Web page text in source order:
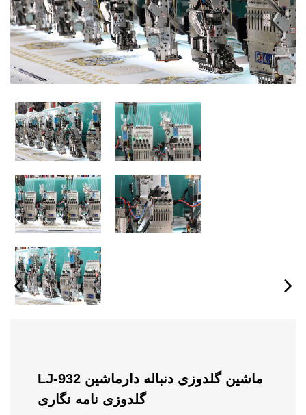
LJ-932 ماشین گلدوزی دنباله دارماشین
گلدوزی نامه نگاری